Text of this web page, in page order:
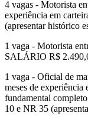
4 vagas - Motorista
experiência em
(apresentar histórico
1 vaga - Motorista
SALÁRIO R$
1 vaga - Oficial de
meses de
fundamental
10 e NR 35